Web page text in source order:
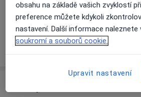
Na teto adrese lékař přijímá
Detaily
Více
obsahu na základě vašich zvyklostí
preference můžete kdykoli
nastavení. Další informace naleznete
soukromí a souborů cookie.
Upravit nastavení